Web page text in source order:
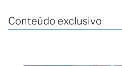
Conteúdo exclusivo